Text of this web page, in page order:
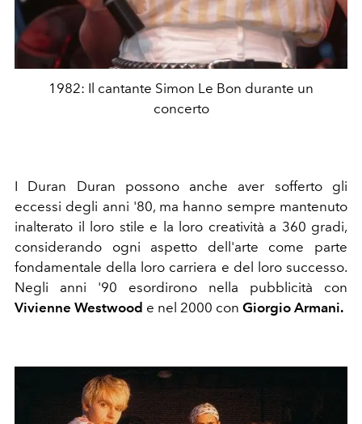
1982: Il cantante Simon Le Bon durante un
concerto
I Duran Duran possono anche aver sofferto gli
eccessi degli anni '80, ma hanno sempre mantenuto
inalterato il loro stile e la loro creatività a 360 gradi,
considerando ogni aspetto dell'arte come parte
fondamentale della loro carriera e del loro successo.
Negli anni '90 esordirono nella pubblicità con
Vivienne Westwood e nel 2000 con Giorgio Armani.